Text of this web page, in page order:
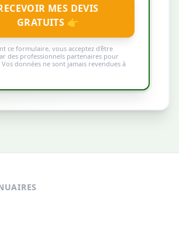
MES DEVIS
GRATUITS 👉
ce formulaire, vous acceptez d'être
des professionnels partenaires pour
données ne sont jamais revendues à